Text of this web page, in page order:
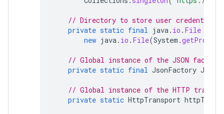
// Directory to store user credentials.
private static final java . io . File
new java . io . File(System .
// Global instance of the JSON
private static final JsonFactory
// Global instance of the HTTP
private static HttpTransport